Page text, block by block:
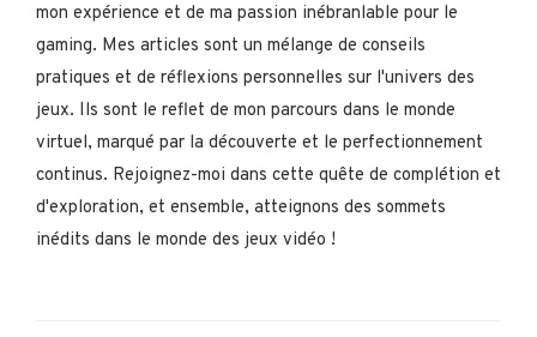
mon expérience et de ma passion inébranlable pour le
gaming. Mes articles sont un mélange de conseils
pratiques et de réflexions personnelles sur l'univers des
jeux. Ils sont le reflet de mon parcours dans le monde
virtuel, marqué par la découverte et le perfectionnement
continus. Rejoignez-moi dans cette quête de complétion et
d'exploration, et ensemble, atteignons des sommets
inédits dans le monde des jeux vidéo !